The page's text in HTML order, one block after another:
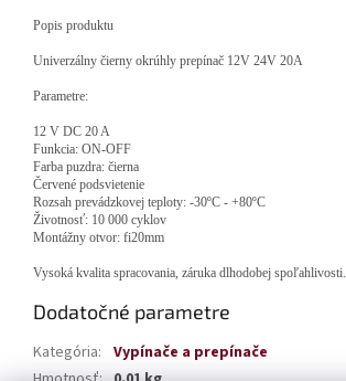
Popis produktu
Univerzálny čierny okrúhly prepínač 12V 24V 20A
Parametre:
12 V DC 20 A
Funkcia: ON-OFF
Farba puzdra: čierna
Červené podsvietenie
Rozsah prevádzkovej teploty: -30ºC - +80ºC
Životnosť: 10 000 cyklov
Montážny otvor: fi20mm
Vysoká kvalita spracovania, záruka dlhodobej spoľahlivosti.
Dodatočné parametre
Kategória: Vypínače a prepínače